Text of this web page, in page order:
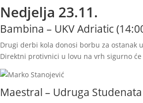
Nedjelja 23.11.
Bambina – UKV Adriatic
Drugi derbi kola donosi borbu za ostanak
Direktni protivnici u lovu na vrh sigurno
Maestral – Udruga